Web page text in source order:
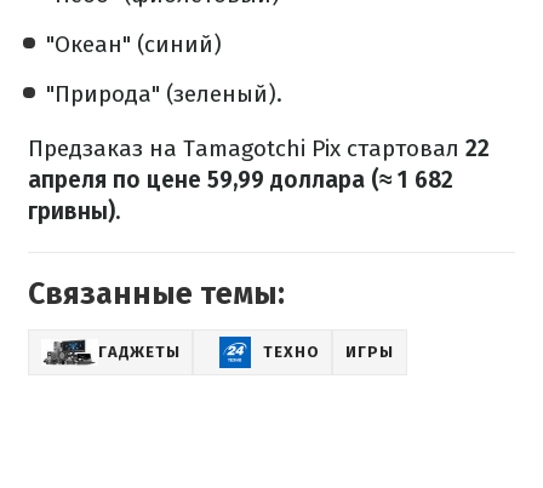
"Океан" (синий)
"Природа" (зеленый).
Предзаказ на Tamagotchi Pix стартовал 22
апреля по цене 59,99 доллара (≈ 1 682
гривны).
Связанные темы:
ГАДЖЕТЫ ТЕХНО ИГРЫ